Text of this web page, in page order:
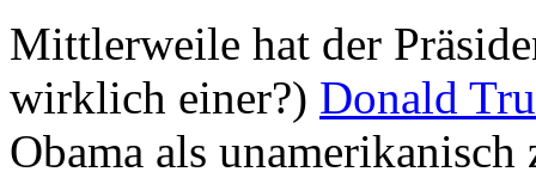
Mittlerweile hat der
wirklich einer?) Donald
Obama als unamerikanisch